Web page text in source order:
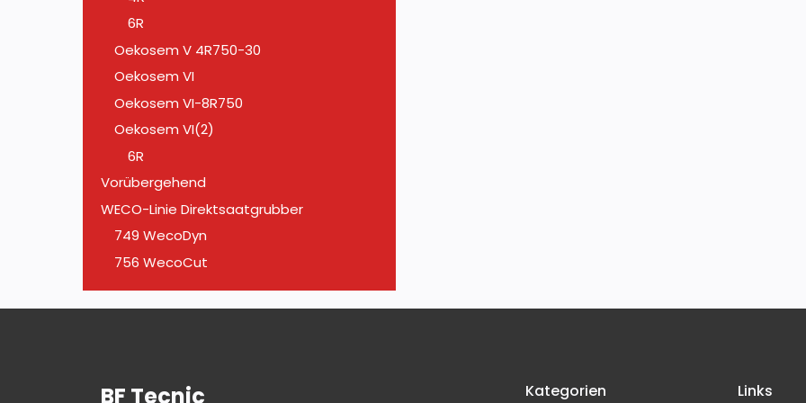
6R
Oekosem V 4R750-30
Oekosem VI
Oekosem VI-8R750
Oekosem VI(2)
6R
Vorübergehend
WECO-Linie Direktsaatgrubber
749 WecoDyn
756 WecoCut
BF Tecnic Kategorien Links